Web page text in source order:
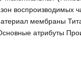
воспроизводимых
мембраны
атрибуты